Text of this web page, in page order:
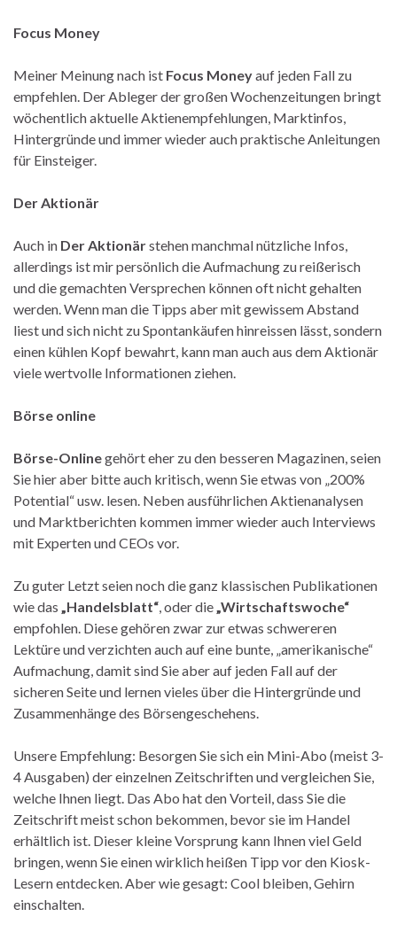
Focus Money
Meiner Meinung nach ist Focus Moneyauf jeden Fall zu
empfehlen. Der Ableger der großen Wochenzeitungen bringt
wöchentlich aktuelle Aktienempfehlungen, Marktinfos,
Hintergründe und immer wieder auch praktische Anleitungen
für Einsteiger.
Der Aktionär
Auch in Der Aktionärstehen manchmal nützliche Infos,
allerdings ist mir persönlich die Aufmachung zu reißerisch
und die gemachten Versprechen können oft nicht gehalten
werden. Wenn man die Tipps aber mit gewissem Abstand
liest und sich nicht zu Spontankäufen hinreissen lässt, sondern
einen kühlen Kopf bewahrt, kann man auch aus dem Aktionär
viele wertvolle Informationen ziehen.
Börse online
Börse-Onlinegehört eher zu den besseren Magazinen, seien
Sie hier aber bitte auch kritisch, wenn Sie etwas von „200%
Potential“ usw. lesen. Neben ausführlichen Aktienanalysen
und Marktberichten kommen immer wieder auch Interviews
mit Experten und CEOs vor.
Zu guter Letzt seien noch die ganz klassischen Publikationen
wie das „Handelsblatt“, oder die„Wirtschaftswoche“
empfohlen. Diese gehören zwar zur etwas schwereren
Lektüre und verzichten auch auf eine bunte, „amerikanische“
Aufmachung, damit sind Sie aber auf jeden Fall auf der
sicheren Seite und lernen vieles über die Hintergründe und
Zusammenhänge des Börsengeschehens.
Unsere Empfehlung: Besorgen Sie sich ein Mini-Abo (meist 3-
4 Ausgaben) der einzelnen Zeitschriften und vergleichen Sie,
welche Ihnen liegt. Das Abo hat den Vorteil, dass Sie die
Zeitschrift meist schon bekommen, bevor sie im Handel
erhältlich ist. Dieser kleine Vorsprung kann Ihnen viel Geld
bringen, wenn Sie einen wirklich heißen Tipp vor den Kiosk-
Lesern entdecken. Aber wie gesagt: Cool bleiben, Gehirn
einschalten.